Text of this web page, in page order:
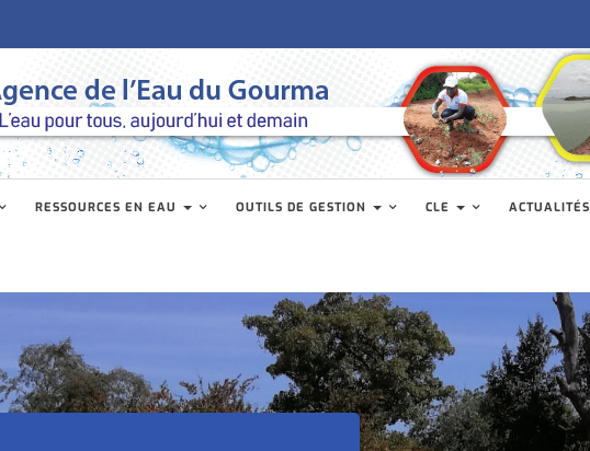
RESSOURCES EN EAU OUTILS DE GESTION CLE ACTUALITÉS